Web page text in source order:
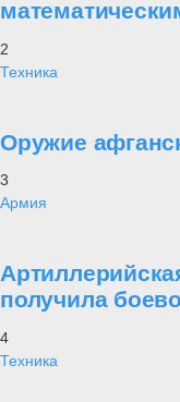
2
Техника
Оружие
3
Армия
получила
4
Техника